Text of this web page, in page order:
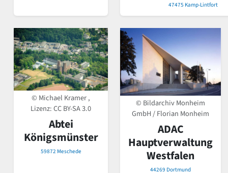
47475 Kamp-Lintfort
© Michael Kramer ,
Lizenz:CC BY-SA 3.0
Abtei
Königsmünster
59872 Meschede
© Bildarchiv Monheim
GmbH / Florian Monheim
ADAC
Hauptverwaltung
Westfalen
44269 Dortmund